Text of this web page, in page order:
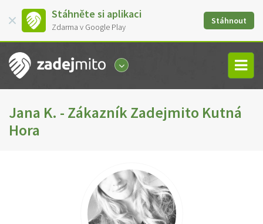
Stáhněte si aplikaci
Zdarma v Google Play
Stáhnout
Jana K. - Zákazník Zadejmito Kutná
Hora